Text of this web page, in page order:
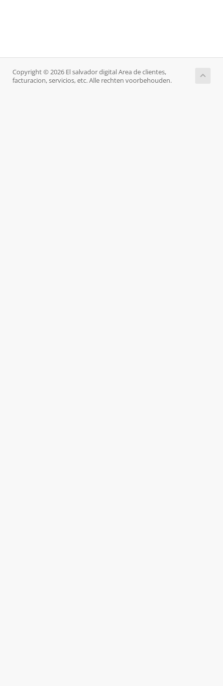
Copyright © 2026 El salvador digital Area de clientes,
facturacion, servicios, etc. Alle rechten voorbehouden.